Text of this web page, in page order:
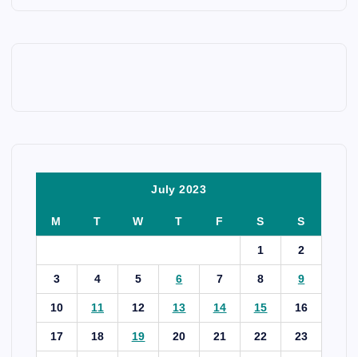
July 2023
M T W T F S S
1 2
3 4 5 6 7 8 9
10 11 12 13 14 15 16
17 18 19 20 21 22 23